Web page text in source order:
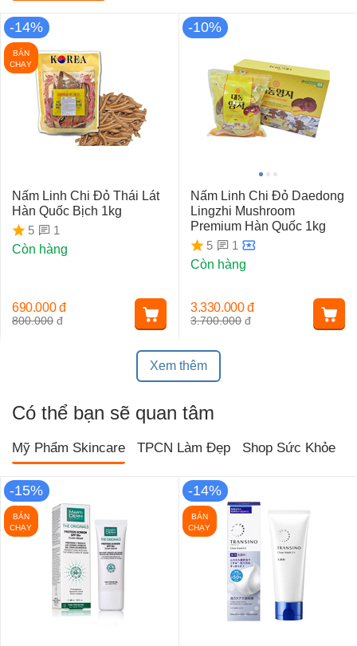
-14%
BÁN
CHẠY
Nấm Linh Chi Đỏ Thái Lát
Hàn Quốc Bịch 1kg
5
1
Còn hàng
800.000 đ
690.000 đ
-10%
Nấm Linh Chi Đỏ Daedong
Lingzhi Mushroom
Premium Hàn Quốc 1kg
5
1
Còn hàng
3.700.000 đ
3.330.000 đ
Xem thêm
Có thể bạn sẽ quan tâm
Mỹ Phẩm Skincare TPCN Làm Đẹp Shop Sức Khỏe
-15%
BÁN
CHẠY
-14%
BÁN
CHẠY